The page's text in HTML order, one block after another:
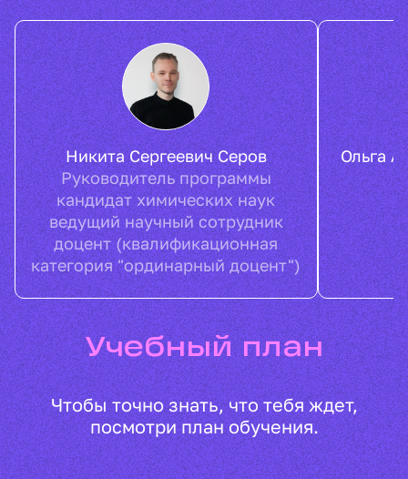
НикитаСергеевичСеров
Руководитель программы
кандидат химических наук
ведущий научный сотрудник
доцент (квалификационная
категория "ординарный доцент")
Ольга
Учебный план
Чтобы точно знать, что тебя ждет,
посмотри план обучения.